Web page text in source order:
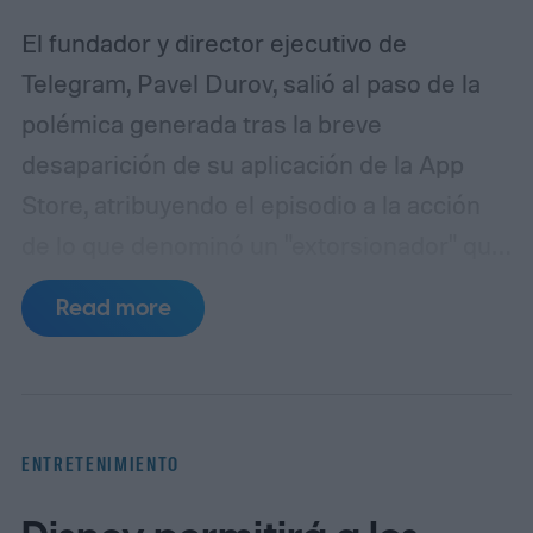
El fundador y director ejecutivo de
Telegram, Pavel Durov, salió al paso de la
polémica generada tras la breve
desaparición de su aplicación de la App
habría manipulado a Apple para forzar la
sanción. La aplicación de mensajería dejó
Read more
ENTRETENIMIENTO